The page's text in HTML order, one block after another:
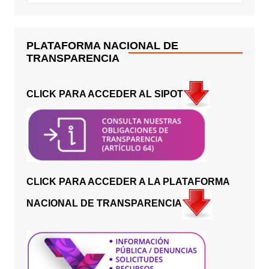
PLATAFORMA NACIONAL DE
TRANSPARENCIA
CLICK PARA ACCEDER AL SIPOT
CLICK PARA ACCEDER A LA PLATAFORMA
NACIONAL DE TRANSPARENCIA